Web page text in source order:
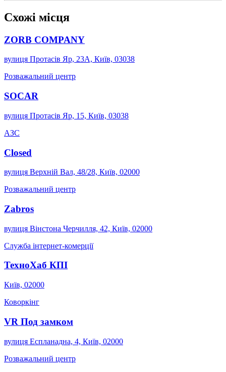
Схожі місця
ZORB COMPANY
вулиця Протасів Яр, 23А, Київ, 03038
Розважальний центр
SOCAR
вулиця Протасів Яр, 15, Київ, 03038
АЗС
Closed
вулиця Верхній Вал, 48/28, Київ, 02000
Розважальний центр
Zabros
вулиця Вінстона Черчилля, 42, Київ, 02000
Служба інтернет-комерції
ТехноХаб КПІ
Київ, 02000
Коворкінг
VR Под замком
вулиця Еспланадна, 4, Київ, 02000
Розважальний центр